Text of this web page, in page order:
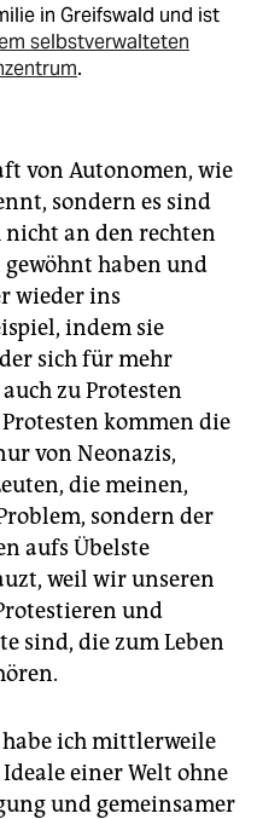
in Greifswald und ist
selbstverwalteten
.
von Autonomen, wie
sondern es sind
nicht an den rechten
gewöhnt haben und
wieder ins
indem sie
sich für mehr
zu Protesten
kommen die
von Neonazis,
die meinen,
sondern der
aufs Übelste
weil wir unseren
und
sind, die zum Leben
ich mittlerweile
einer Welt ohne
und gemeinsamer